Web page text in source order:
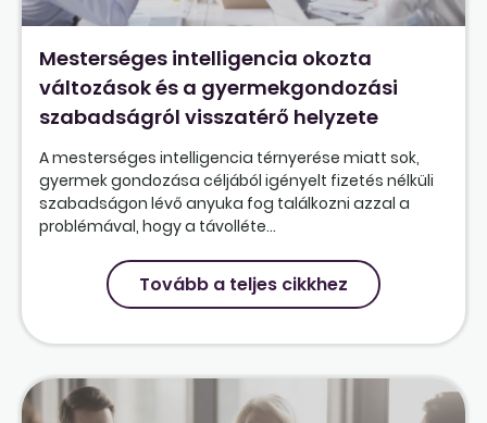
Mesterséges intelligencia okozta
változások és a gyermekgondozási
szabadságról visszatérő helyzete
A mesterséges intelligencia térnyerése miatt sok,
gyermek gondozása céljából igényelt fizetés nélküli
szabadságon lévő anyuka fog találkozni azzal a
problémával, hogy a távolléte...
Tovább a teljes cikkhez